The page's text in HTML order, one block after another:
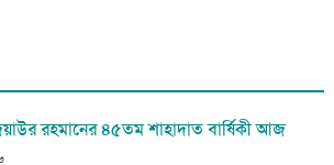
রহমানের ৪৫তম শাহাদাত বার্ষিকী আজ